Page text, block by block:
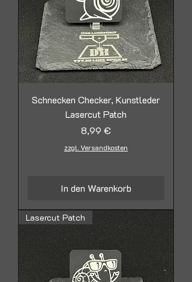
Schnecken Checker, Kunstleder
Lasercut Patch
Preis
8,99 €
zzgl. Versandkosten
In den Warenkorb
Lasercut Patch